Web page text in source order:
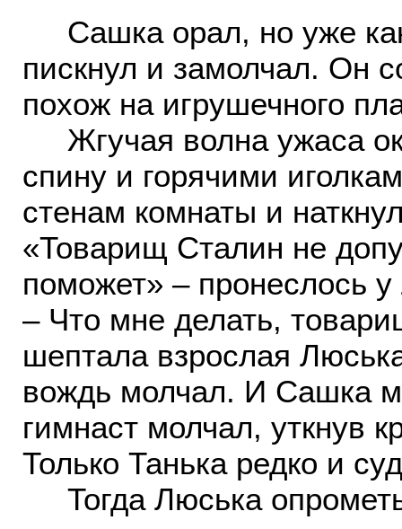
Сашка орал, но уже
пискнул и замолчал. Он
похож на игрушечного
Жгучая волна ужаса
спину и горячими
стенам комнаты и
«Товарищ Сталин не
поможет» – пронеслось
– Что мне делать,
шептала взрослая
вождь молчал. И Сашка
гимнаст молчал, уткнув
Только Танька редко и
Тогда Люська